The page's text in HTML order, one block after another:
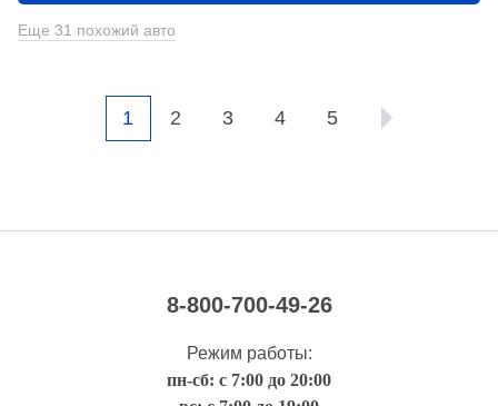
Еще 31 похожий авто
1 2 3 4 5
8-800-700-49-26
Режим работы:
пн-сб: с 7:00 до 20:00